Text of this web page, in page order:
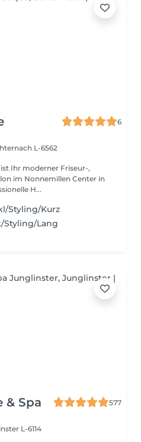
6
L-6562
Ihr moderner Friseur-,
im Nonnemillen Center in
H...
Styling/Kurz
Lang
& Spa
577
L-6114